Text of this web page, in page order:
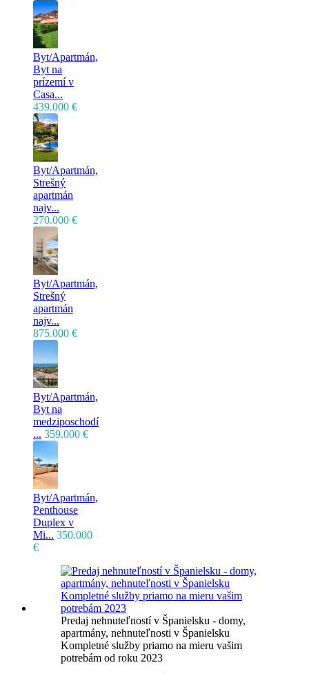
Byt/Apartmán,
Byt na
prízemí v
Casa...
439.000 €
Byt/Apartmán,
Strešný
apartmán
najv...
270.000 €
Byt/Apartmán,
Strešný
apartmán
najv...
875.000 €
Byt/Apartmán,
Byt na
medziposchodí
... 359.000 €
Byt/Apartmán,
Penthouse
Duplex v
Mi... 350.000
€
Predaj nehnuteľností v Španielsku - domy,
apartmány, nehnuteľnosti v Španielsku
Kompletné služby priamo na mieru vašim
potrebám od roku 2023